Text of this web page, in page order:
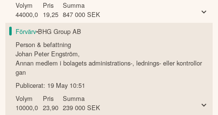
Volym
44000,0
Pris
19,25
Summa
847 000 SEK
Förvärv•BHG Group AB
Person & befattning
Johan Peter Engström,
Annan medlem i bolagets administrations-, lednings- eller kontrollor
gan
Publicerat: 19 May 10:51
Volym
10000,0
Pris
23,90
Summa
239 000 SEK